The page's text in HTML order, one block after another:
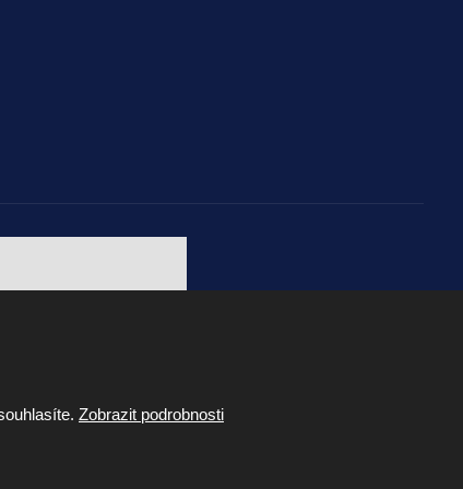
Webdesign by Martin Hrabánek
Zobrazit podrobnosti